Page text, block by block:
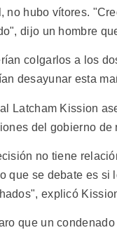
no hubo vítores.
dijo un hombre
colgarlos a los
desayunar esta
Latcham Kission
del gobierno de
no tiene
que se debate es si
explicó
que un